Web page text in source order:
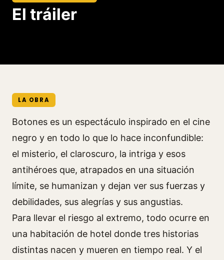
El tráiler
LA OBRA
Botones es un espectáculo inspirado en el cine
negro y en todo lo que lo hace inconfundible:
el misterio, el claroscuro, la intriga y esos
antihéroes que, atrapados en una situación
límite, se humanizan y dejan ver sus fuerzas y
debilidades, sus alegrías y sus angustias.
Para llevar el riesgo al extremo, todo ocurre en
una habitación de hotel donde tres historias
distintas nacen y mueren en tiempo real. Y el